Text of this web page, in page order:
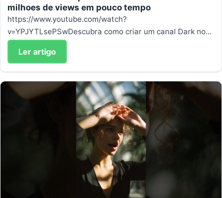
milhoes de views em pouco tempo
https://www.youtube.com/watch?
v=YPJYTLsePSwDescubra como criar um canal Dark no...
Ler artigo